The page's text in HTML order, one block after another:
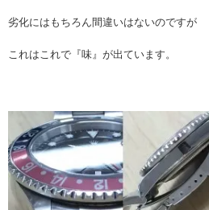
劣化にはもちろん間違いはないのですが
これはこれで『味』が出ています。